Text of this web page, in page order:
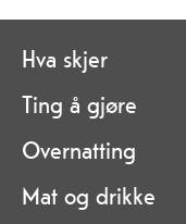
Hva skjer
Ting å gjøre
Overnatting
Mat og drikke